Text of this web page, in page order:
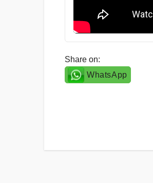
Share on:
WhatsApp